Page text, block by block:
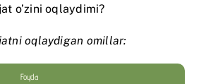
o’zini oqlaydimi?
oqlaydigan omillar:
Foyda